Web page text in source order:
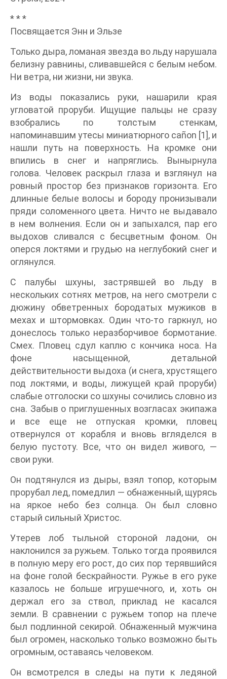
* * *
Посвящается Энн и Эльзе
Только дыра, ломаная звезда во льду нарушала
белизну равнины, сливавшейся с белым небом.
Ни ветра, ни жизни, ни звука.
Из воды показались руки, нашарили края
угловатой проруби. Ищущие пальцы не сразу
взобрались по толстым стенкам,
напоминавшим утесы миниатюрного cañon [1], и
нашли путь на поверхность. На кромке они
впились в снег и напряглись. Вынырнула
голова. Человек раскрыл глаза и взглянул на
ровный простор без признаков горизонта. Его
длинные белые волосы и бороду пронизывали
пряди соломенного цвета. Ничто не выдавало
в нем волнения. Если он и запыхался, пар его
выдохов сливался с бесцветным фоном. Он
оперся локтями и грудью на неглубокий снег и
оглянулся.
С палубы шхуны, застрявшей во льду в
нескольких сотнях метров, на него смотрели с
дюжину обветренных бородатых мужиков в
мехах и штормовках. Один что-то гаркнул, но
донеслось только неразборчивое бормотание.
Смех. Пловец сдул каплю с кончика носа. На
фоне насыщенной, детальной
действительности выдоха (и снега, хрустящего
под локтями, и воды, лижущей край проруби)
слабые отголоски со шхуны сочились словно из
сна. Забыв о приглушенных возгласах экипажа
и все еще не отпуская кромки, пловец
отвернулся от корабля и вновь вгляделся в
белую пустоту. Все, что он видел живого, —
свои руки.
Он подтянулся из дыры, взял топор, которым
прорубал лед, помедлил — обнаженный, щурясь
на яркое небо без солнца. Он был словно
старый сильный Христос.
Утерев лоб тыльной стороной ладони, он
наклонился за ружьем. Только тогда проявился
в полную меру его рост, до сих пор терявшийся
на фоне голой бескрайности. Ружье в его руке
казалось не больше игрушечного, и, хоть он
держал его за ствол, приклад не касался
земли. В сравнении с ружьем топор на плече
был подлинной секирой. Обнаженный мужчина
был огромен, насколько только возможно быть
огромным, оставаясь человеком.
Он всмотрелся в следы на пути к ледяной